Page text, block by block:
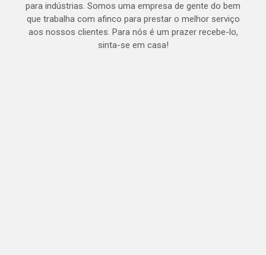
para indústrias. Somos uma empresa de gente do bem
que trabalha com afinco para prestar o melhor serviço
aos nossos clientes. Para nós é um prazer recebe-lo,
sinta-se em casa!